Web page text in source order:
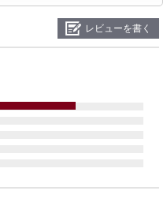
レビューを書く